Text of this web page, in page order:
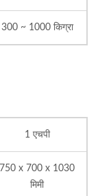
300 ~ 1000 किग्रा
1 एचपी
750 x 700 x 1030
मिमी